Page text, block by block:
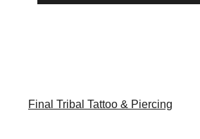
Final Tribal Tattoo & Piercing